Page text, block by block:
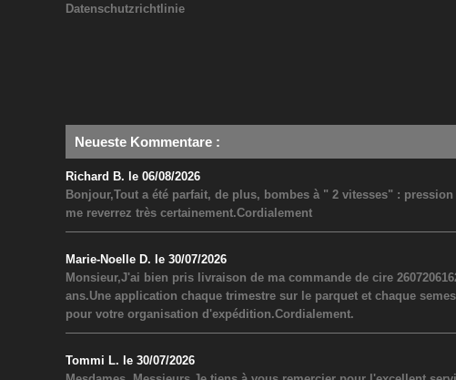
Datenschutzrichtlinie
Neueste Kommentare :
Richard B. le 06/08/2026
Bonjour,Tout a été parfait, de plus, bombes à " 2 vitesses" :
me reverrez très certainement.Cordialement
Marie-Noelle D. le 30/07/2026
Monsieur,J'ai bien pris livraison de ma commande de cire
ans.Une application chaque trimestre sur le parquet et chaque
pour votre organisation d'expédition.Cordialement.
Tommi L. le 30/07/2026